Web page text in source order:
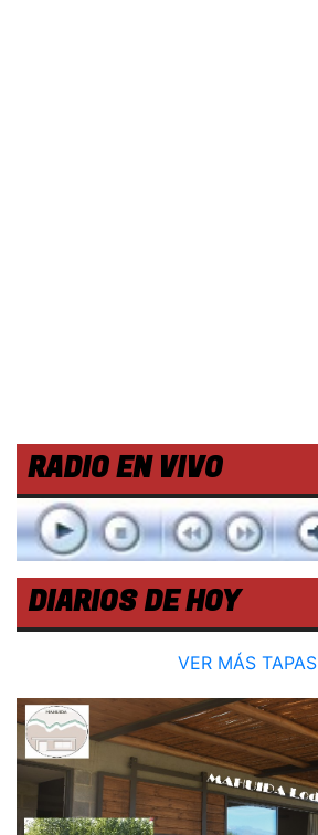
RADIO EN VIVO
DIARIOS DE HOY
VER MÁS TAPAS